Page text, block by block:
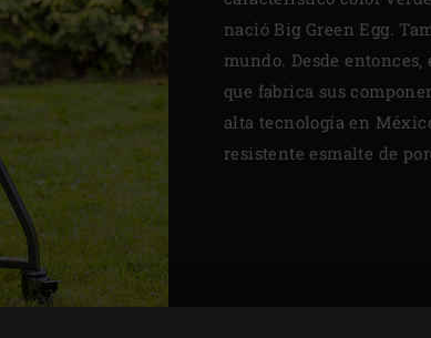
nació Big Green Egg.
mundo. Desde
que fabrica sus
alta tecnología en
resistente esmalte de